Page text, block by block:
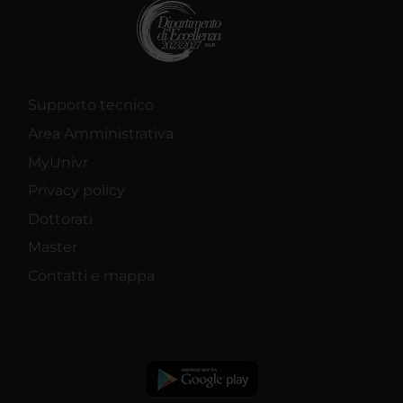
Supporto tecnico
Area Amministrativa
MyUnivr
Privacy policy
Dottorati
Master
Contatti e mappa